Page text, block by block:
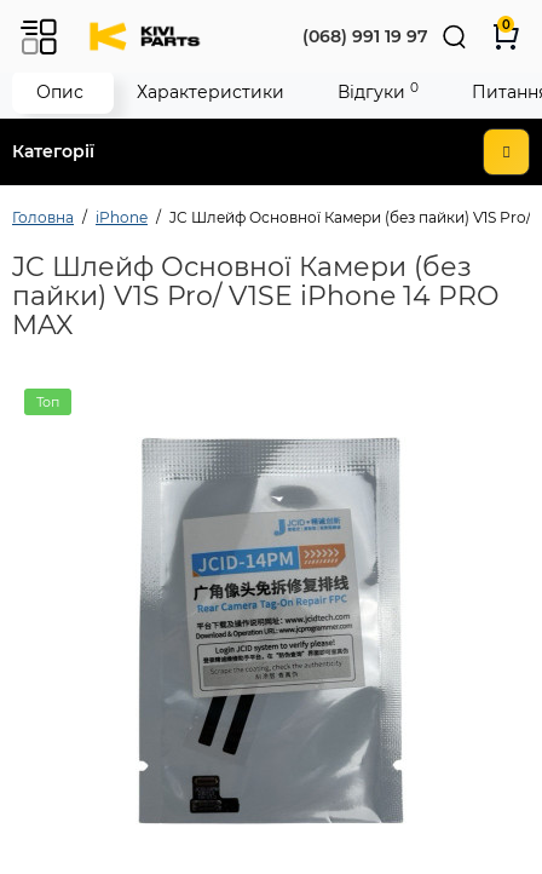
Категорії
(068) 991 19 97
0
Головна iPhone JC Шлейф Основної Камери (без пайки) V1S Pro/
JC Шлейф Основної Камери (без
пайки) V1S Pro/ V1SE iPhone 14 PRO
MAX
Топ
Опис Характеристики Відгуки 0